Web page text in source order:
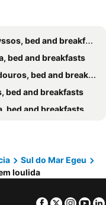
bed and breakfasts
bed and breakfasts
bed and breakfasts
bed and breakfasts
bed and breakfasts
Sul do Mar Egeu
Ioulida
Facebook
Twitter